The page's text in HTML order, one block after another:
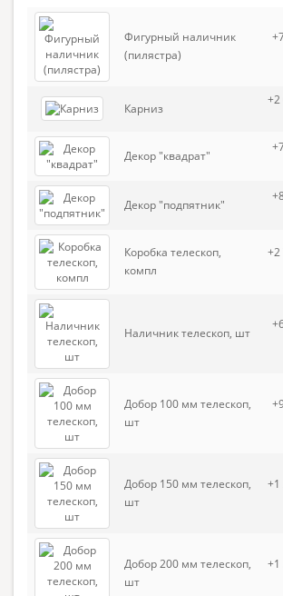
Фигурный наличник
(пилястра)
Карниз
+2
Декор "квадрат"
Декор "подпятник"
Коробка телескоп,
компл
+2
Наличник телескоп, шт
Добор 100 мм телескоп,
шт
Добор 150 мм телескоп,
шт
+1
Добор 200 мм телескоп,
шт
+1